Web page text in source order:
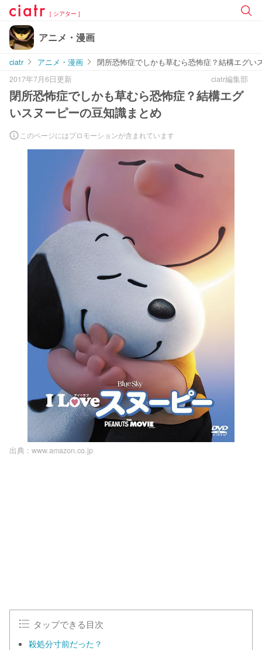
[ シアター ]
アニメ・漫画
ciatr アニメ・漫画
閉所恐怖症でしかも草むら恐怖症？結構エグい
2017年7月6日更新
ciatr編集部
閉所恐怖症でしかも草むら恐怖症？結構エグ
いスヌーピーの豆知識まとめ
このページにはプロモーションが含まれています
出典 : www.amazon.co.jp
タップできる目次
殺処分寸前だった？